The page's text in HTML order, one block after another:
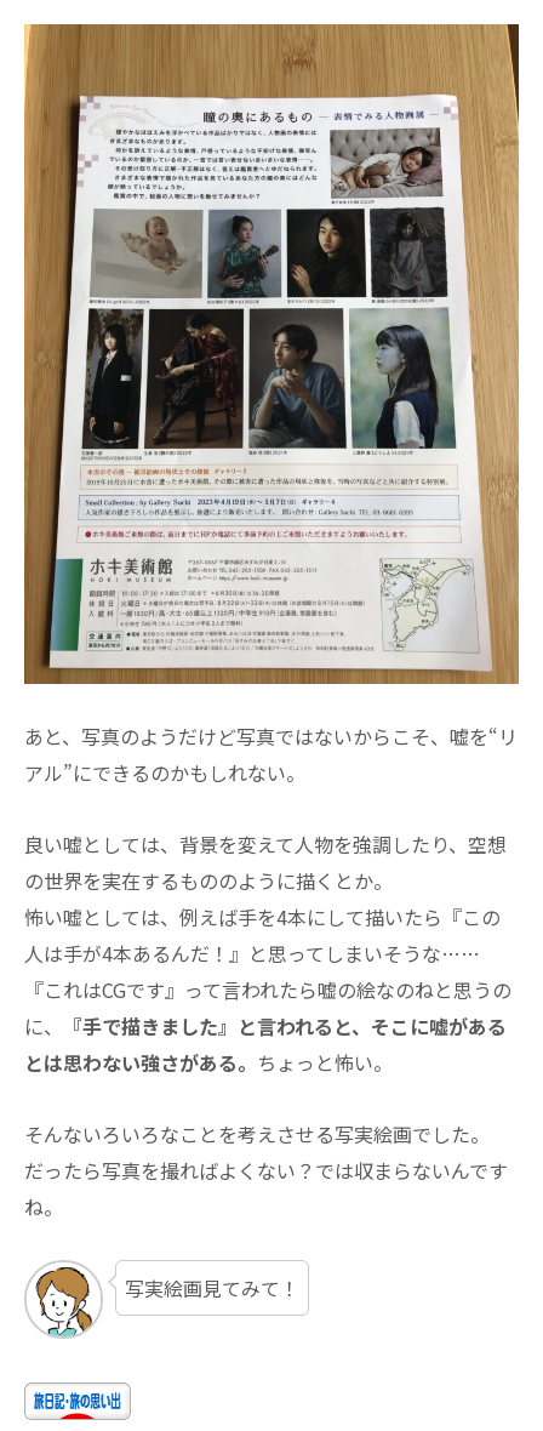
あと、写真のようだけど写真ではないからこそ、嘘を“リ
アル”にできるのかもしれない。
良い嘘としては、背景を変えて人物を強調したり、空想
の世界を実在するもののように描くとか。
怖い嘘としては、例えば手を4本にして描いたら『この
人は手が4本あるんだ！』と思ってしまいそうな……
『これはCGです』って言われたら嘘の絵なのねと思うの
に、
『手で描きました』と言われると、そこに嘘がある
とは思わない強さがある。 ちょっと怖い。
そんないろいろなことを考えさせる写実絵画でした。
だったら写真を撮ればよくない？では収まらないんです
ね。
写実絵画見てみて！